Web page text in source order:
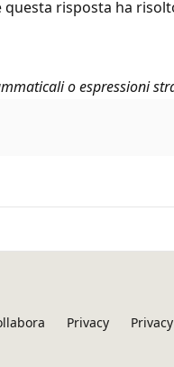
risposta ha
o espressioni
Privacy